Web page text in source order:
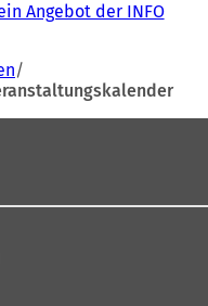
Angebot der INFO